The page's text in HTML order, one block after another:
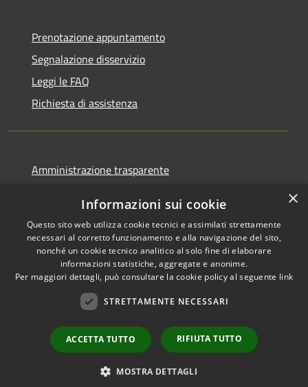
Prenotazione appuntamento
Segnalazione disservizio
Leggi le FAQ
Richiesta di assistenza
Amministrazione trasparente
Dichiarazione di accessibilità
Copyright © 2026 • Comune di
Municipium•
Accesso
redazione
×
Informazioni sui cookie
Questo sito web utilizza cookie tecnici e assimilati strettamente
necessari al corretto funzionamento e alla navigazione del sito,
nonché un cookie tecnico analitico al solo fine di elaborare
informazioni statistiche, aggregate e anonime.
Per maggiori dettagli, può consultare la cookie policy al seguente link
STRETTAMENTE NECESSARI
ACCETTA TUTTO RIFIUTA TUTTO
MOSTRA DETTAGLI